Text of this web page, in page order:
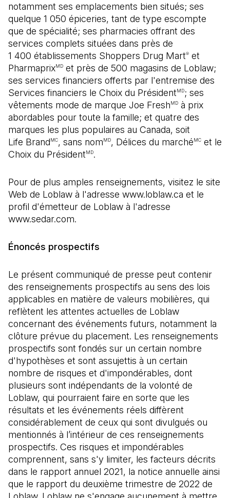
notamment ses emplacements bien situés; ses
quelque 1 050 épiceries, tant de type escompte
que de spécialité; ses pharmacies offrant des
services complets situées dans près de
1 400 établissements Shoppers Drug Mart® et
PharmaprixMD et près de 500 magasins de Loblaw;
ses services financiers offerts par l'entremise des
Services financiers le Choix du PrésidentMD; ses
vêtements mode de marque Joe FreshMD à prix
abordables pour toute la famille; et quatre des
marques les plus populaires au Canada, soit
Life BrandMC, sans nomMD, Délices du marchéMC et le
Choix du PrésidentMD.
Pour de plus amples renseignements, visitez le site
Web de Loblaw à l'adresse www.loblaw.ca et le
profil d'émetteur de Loblaw à l'adresse
www.sedar.com.
Énoncés prospectifs
Le présent communiqué de presse peut contenir
des renseignements prospectifs au sens des lois
applicables en matière de valeurs mobilières, qui
reflètent les attentes actuelles de Loblaw
concernant des événements futurs, notamment la
clôture prévue du placement. Les renseignements
prospectifs sont fondés sur un certain nombre
d'hypothèses et sont assujettis à un certain
nombre de risques et d'impondérables, dont
plusieurs sont indépendants de la volonté de
Loblaw, qui pourraient faire en sorte que les
résultats et les événements réels diffèrent
considérablement de ceux qui sont divulgués ou
mentionnés à l’intérieur de ces renseignements
prospectifs. Ces risques et impondérables
comprennent, sans s'y limiter, les facteurs décrits
dans le rapport annuel 2021, la notice annuelle ainsi
que le rapport du deuxième trimestre de 2022 de